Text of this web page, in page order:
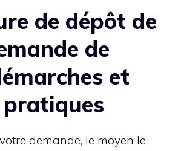
de dépôt de
de
et
demande, le moyen le